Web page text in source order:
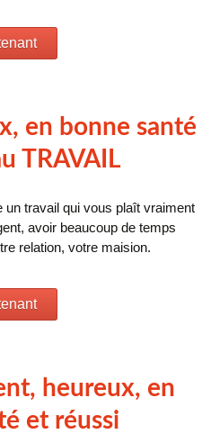
en bonne santé
TRAVAIL
travail qui vous plaît vraiment
avoir beaucoup de temps
relation, votre maision.
heureux, en
et réussi